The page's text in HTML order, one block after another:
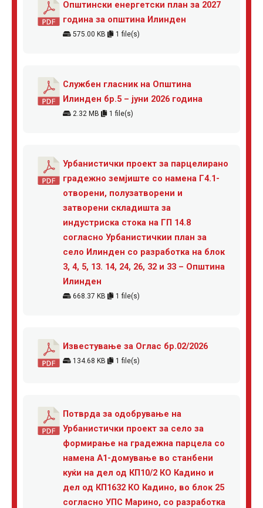
Општински енергетски план за 2027
година за општина Илинден
575.00 KB 1 file(s)
Службен гласник на Општина
Илинден бр.5 – јуни 2026 година
2.32 MB 1 file(s)
Урбанистички проект за парцелирано
градежно земјиште со намена Г4.1-
отворени, полузатворени и
затворени складишта за
индустриска стока на ГП 14.8
согласно Урбанистичкии план за
село Илинден со разработка на блок
3, 4, 5, 13. 14, 24, 26, 32 и 33 – Општина
Илинден
668.37 KB 1 file(s)
Известување за Оглас бр.02/2026
134.68 KB 1 file(s)
Потврда за одобрување на
Урбанистички проект за село за
формирање на градежна парцела со
намена А1-домување во станбени
куќи на дел од КП10/2 КО Кадино и
дел од КП1632 КО Кадино, во блок 25
согласно УПС Марино, со разработка